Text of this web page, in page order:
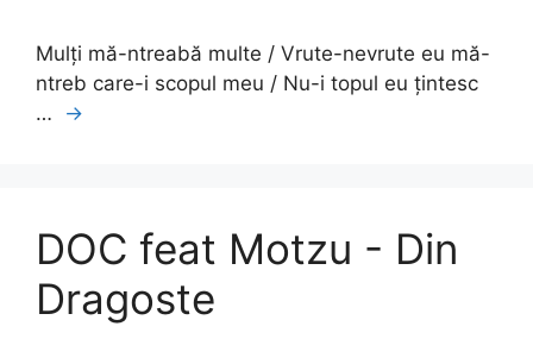
Mulți mă-ntreabă multe / Vrute-nevrute eu mă-
ntreb care-i scopul meu / Nu-i topul eu țintesc
…
→
DOC feat Motzu - Din
Dragoste